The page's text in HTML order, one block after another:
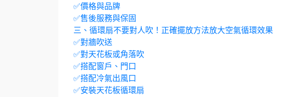
✅價格與品牌
✅售後服務與保固
三、循環扇不要對人吹！正確擺放方法放大空氣循環效果
✅對牆吹送
✅對天花板或角落吹
✅搭配窗戶、門口
✅搭配冷氣出風口
✅安裝天花板循環扇